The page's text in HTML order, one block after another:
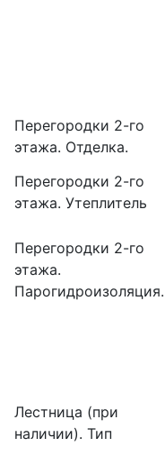
Перегородки 2-го
этажа. Отделка.
Перегородки 2-го
этажа. Утеплитель
Перегородки 2-го
этажа.
Парогидроизоляция.
Лестница (при
наличии). Тип